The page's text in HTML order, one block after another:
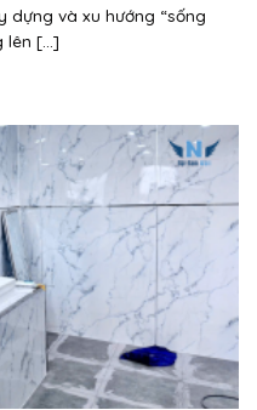
dựng và xu hướng “sống
lên [...]